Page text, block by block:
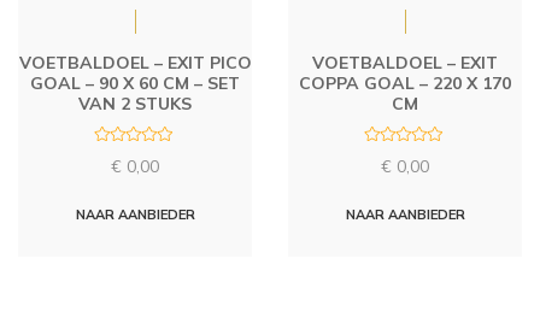
VOETBALDOEL – EXIT PICO
GOAL – 90 X 60 CM – SET
VAN 2 STUKS
d
€ 0,00
NAAR AANBIEDER
VOETBALDOEL – EXIT
COPPA GOAL – 220 X 170
CM
d
€ 0,00
NAAR AANBIEDER